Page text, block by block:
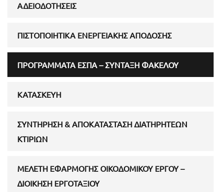
ΑΔΕΙΟΔΟΤΉΣΕΙΣ
ΠΙΣΤΟΠΟΙΗΤΙΚΆ ΕΝΕΡΓΕΙΑΚΉΣ ΑΠΌΔΟΣΗΣ
ΠΡΟΓΡΆΜΜΑΤΑ ΕΣΠΑ – ΣΎΝΤΑΞΗ ΦΑΚΈΛΟΥ
ΚΑΤΑΣΚΕΥΉ
ΣΥΝΤΉΡΗΣΗ & ΑΠΟΚΑΤΆΣΤΑΣΗ ΔΙΑΤΗΡΗΤΈΩΝ
ΚΤΙΡΊΩΝ
ΜΕΛΈΤΗ ΕΦΑΡΜΟΓΉΣ ΟΙΚΟΔΟΜΙΚΟΎ ΈΡΓΟΥ –
ΔΙΟΊΚΗΣΗ ΕΡΓΟΤΑΞΊΟΥ